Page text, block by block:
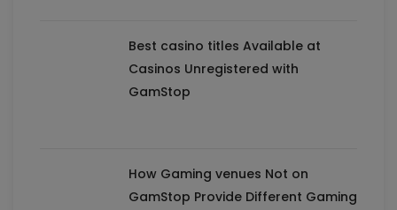
Best casino titles Available at
Casinos Unregistered with
GamStop
How Gaming venues Not on
GamStop Provide Different Gaming